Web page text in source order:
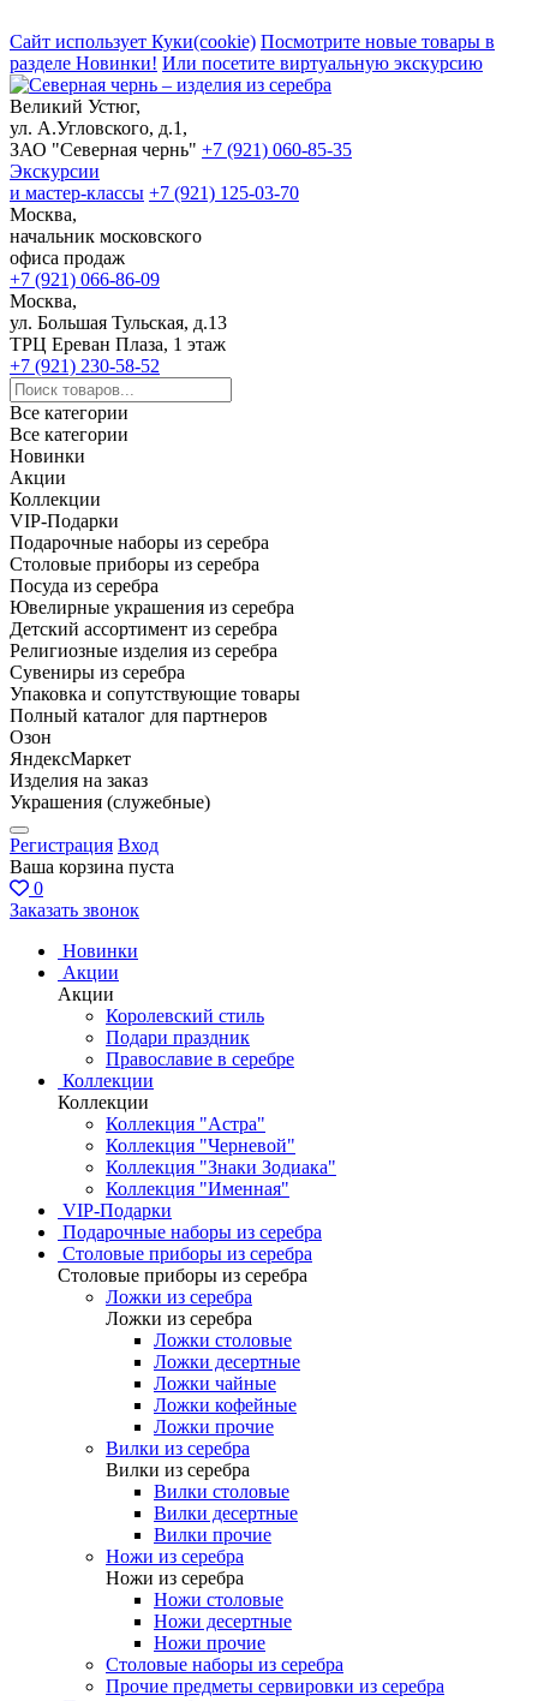
Сайт использует Куки(cookie) Посмотрите новые товары в
разделе Новинки! Или посетите виртуальную экскурсию
Великий Устюг,
ул. А.Угловского, д.1,
ЗАО "Северная чернь" +7 (921) 060-85-35
Экскурсии
и мастер-классы +7 (921) 125-03-70
Москва,
начальник московского
офиса продаж
+7 (921) 066-86-09
Москва,
ул. Большая Тульская, д.13
ТРЦ Ереван Плаза, 1 этаж
+7 (921) 230-58-52
Все категории
Все категории
Новинки
Акции
Коллекции
VIP-Подарки
Подарочные наборы из серебра
Столовые приборы из серебра
Посуда из серебра
Ювелирные украшения из серебра
Детский ассортимент из серебра
Религиозные изделия из серебра
Сувениры из серебра
Упаковка и сопутствующие товары
Полный каталог для партнеров
Озон
ЯндексМаркет
Изделия на заказ
Украшения (служебные)
Регистрация Вход
Ваша корзина пуста
0
Заказать звонок
Новинки
Акции
Акции
Королевский стиль
Подари праздник
Православие в серебре
Коллекции
Коллекции
Коллекция "Астра"
Коллекция "Черневой"
Коллекция "Знаки Зодиака"
Коллекция "Именная"
VIP-Подарки
Подарочные наборы из серебра
Столовые приборы из серебра
Столовые приборы из серебра
Ложки из серебра
Ложки из серебра
Ложки столовые
Ложки десертные
Ложки чайные
Ложки кофейные
Ложки прочие
Вилки из серебра
Вилки из серебра
Вилки столовые
Вилки десертные
Вилки прочие
Ножи из серебра
Ножи из серебра
Ножи столовые
Ножи десертные
Ножи прочие
Столовые наборы из серебра
Прочие предметы сервировки из серебра